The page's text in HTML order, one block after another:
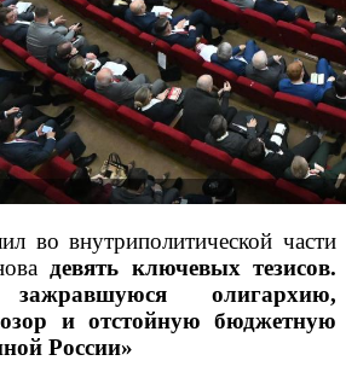
во внутриполитической части
девять ключевых тезисов.
олигархию,
и отстойную бюджетную
России»